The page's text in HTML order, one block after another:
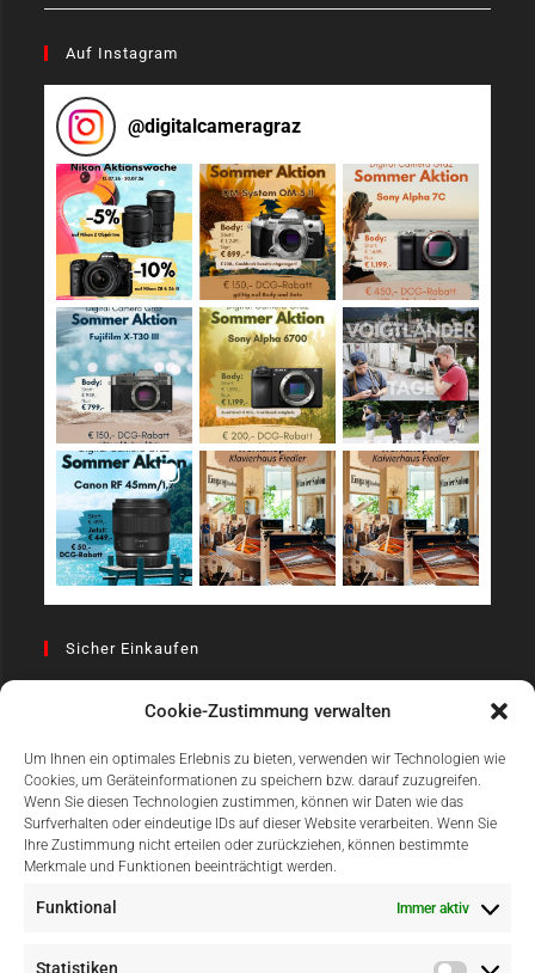
Cookie-Zustimmung verwalten
Um Ihnen ein optimales Erlebnis zu bieten, verwenden wir Technologien wie
Cookies, um Geräteinformationen zu speichern bzw. darauf zuzugreifen.
Wenn Sie diesen Technologien zustimmen, können wir Daten wie das
Surfverhalten oder eindeutige IDs auf dieser Website verarbeiten. Wenn Sie
Ihre Zustimmung nicht erteilen oder zurückziehen, können bestimmte
Merkmale und Funktionen beeinträchtigt werden.
Funktional Immer aktiv
Statistiken
Auf Instagram
@digitalcameragraz
Sicher Einkaufen
Einfach Online Bezahlen